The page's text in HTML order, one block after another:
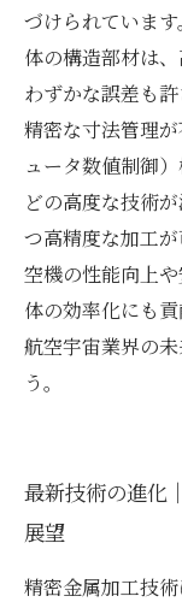
づけられていま
体の構造部材は
わずかな誤差も
精密な寸法管理
ュータ数値制御
どの高度な技術
つ高精度な加工
空機の性能向上
体の効率化にも
航空宇宙業界の
う。
最新技術の進化
展望
精密金属加工技